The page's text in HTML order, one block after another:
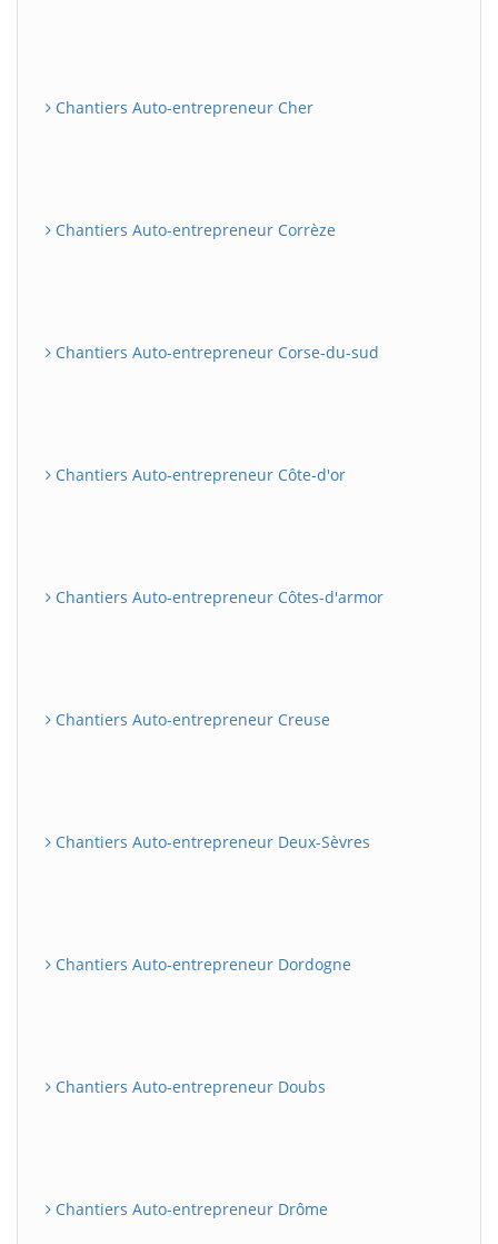
Chantiers Auto-entrepreneur Cher
Chantiers Auto-entrepreneur Corrèze
Chantiers Auto-entrepreneur Corse-du-sud
Chantiers Auto-entrepreneur Côte-d'or
Chantiers Auto-entrepreneur Côtes-d'armor
Chantiers Auto-entrepreneur Creuse
Chantiers Auto-entrepreneur Deux-Sèvres
Chantiers Auto-entrepreneur Dordogne
Chantiers Auto-entrepreneur Doubs
Chantiers Auto-entrepreneur Drôme